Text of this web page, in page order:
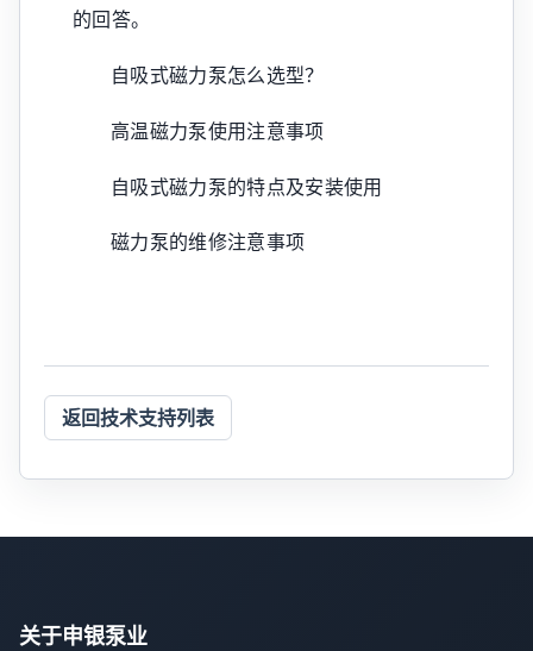
的回答。
自吸式磁力泵怎么选型？
高温磁力泵使用注意事项
自吸式磁力泵的特点及安装使用
磁力泵的维修注意事项
返回技术支持列表
关于申银泵业